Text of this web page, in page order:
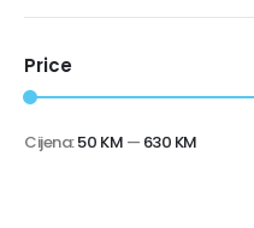
Price
Cijena:50 KM — 630 KM